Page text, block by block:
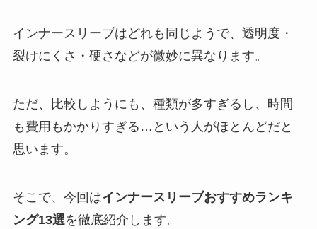
インナースリーブはどれも同じようで、透明度・
裂けにくさ・硬さなどが微妙に異なります。
ただ、比較しようにも、種類が多すぎるし、時間
も費用もかかりすぎる…という人がほとんどだと
思います。
そこで、今回はインナースリーブおすすめランキ
ング13選を徹底紹介します。